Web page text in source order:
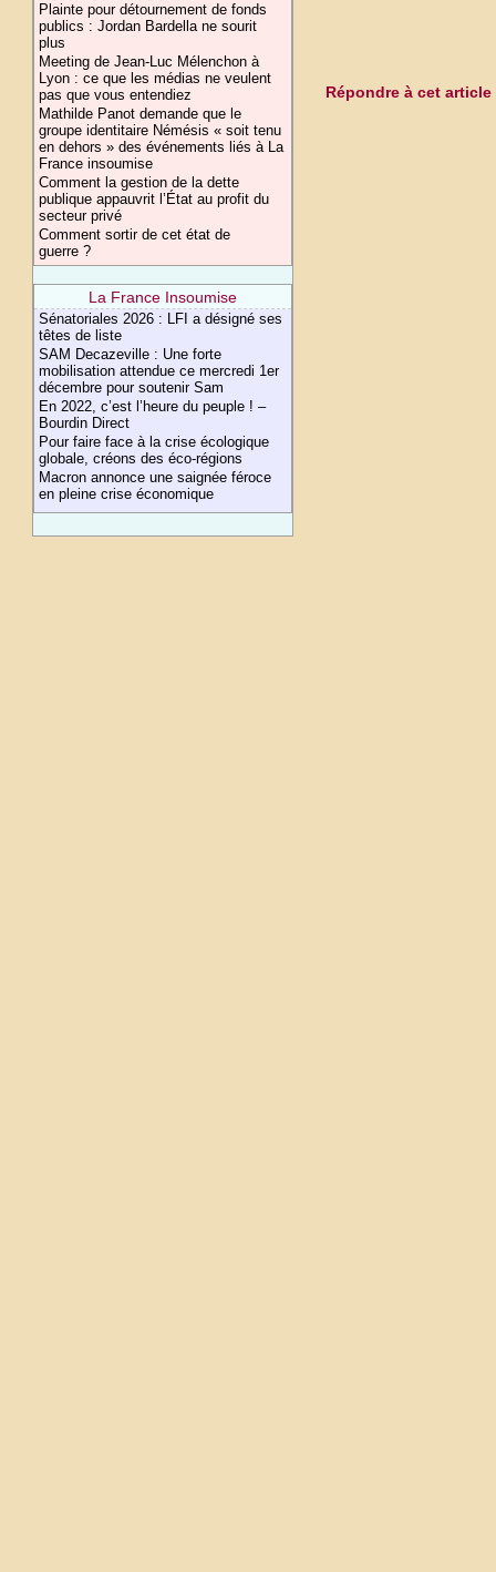
Plainte pour détournement de fonds
publics : Jordan Bardella ne sourit
plus
Meeting de Jean-Luc Mélenchon à
Lyon : ce que les médias ne veulent
pas que vous entendiez
Mathilde Panot demande que le
groupe identitaire Némésis « soit tenu
en dehors » des événements liés à La
France insoumise
Comment la gestion de la dette
publique appauvrit l’État au profit du
secteur privé
Comment sortir de cet état de
guerre ?
La France Insoumise
Sénatoriales 2026 : LFI a désigné ses
têtes de liste
SAM Decazeville : Une forte
mobilisation attendue ce mercredi 1er
décembre pour soutenir Sam
En 2022, c’est l’heure du peuple ! –
Bourdin Direct
Pour faire face à la crise écologique
globale, créons des éco-régions
Macron annonce une saignée féroce
en pleine crise économique
Répondre à cet article